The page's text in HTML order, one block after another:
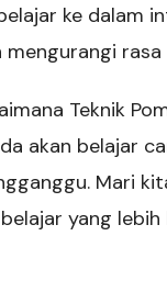
ke dalam
rasa
Teknik
akan belajar
Mari
yang lebih